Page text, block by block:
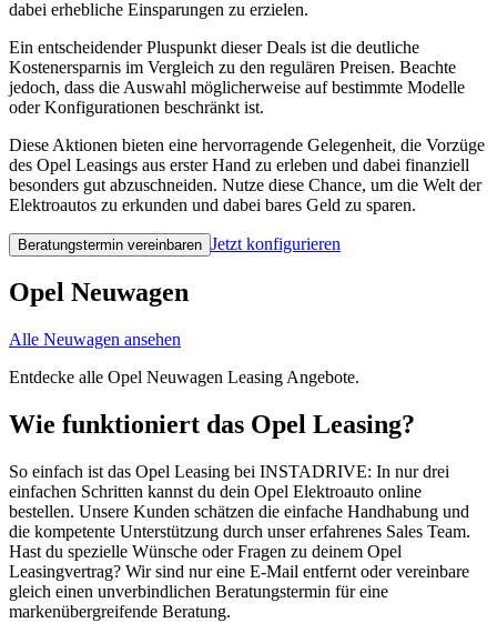
dabei erhebliche Einsparungen zu erzielen.
Ein entscheidender Pluspunkt dieser Deals ist die deutliche
Kostenersparnis im Vergleich zu den regulären Preisen. Beachte
jedoch, dass die Auswahl möglicherweise auf bestimmte Modelle
oder Konfigurationen beschränkt ist.
Diese Aktionen bieten eine hervorragende Gelegenheit, die Vorzüge
des Opel Leasings aus erster Hand zu erleben und dabei finanziell
besonders gut abzuschneiden. Nutze diese Chance, um die Welt der
Elektroautos zu erkunden und dabei bares Geld zu sparen.
Beratungstermin vereinbaren Jetzt konfigurieren
Opel Neuwagen
Alle Neuwagen ansehen
Entdecke alle Opel Neuwagen Leasing Angebote.
Wie funktioniert das Opel Leasing?
So einfach ist das Opel Leasing bei INSTADRIVE: In nur drei
einfachen Schritten kannst du dein Opel Elektroauto online
bestellen. Unsere Kunden schätzen die einfache Handhabung und
die kompetente Unterstützung durch unser erfahrenes Sales Team.
Hast du spezielle Wünsche oder Fragen zu deinem Opel
Leasingvertrag? Wir sind nur eine E-Mail entfernt oder vereinbare
gleich einen unverbindlichen Beratungstermin für eine
markenübergreifende Beratung.